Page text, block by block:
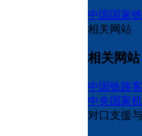
中国国家
相关网站
相关网站
中国铁路
中央国家
对口支援